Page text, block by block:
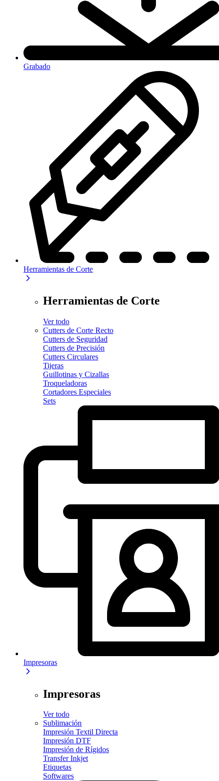
Grabado
Herramientas de Corte
Herramientas de Corte
Ver todo
Cutters de Corte Recto
Cutters de Seguridad
Cutters de Precisión
Cutters Circulares
Tijeras
Guillotinas y Cizallas
Troqueladoras
Cortadores Especiales
Sets
Impresoras
Impresoras
Ver todo
Sublimación
Impresión Textil Directa
Impresión DTF
Impresión de Rígidos
Transfer Inkjet
Etiquetas
Softwares